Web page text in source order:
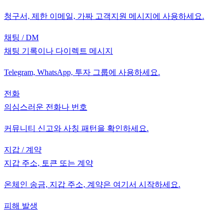
청구서, 제한 이메일, 가짜 고객지원 메시지에 사용하세요.
채팅 / DM
채팅 기록이나 다이렉트 메시지
Telegram, WhatsApp, 투자 그룹에 사용하세요.
전화
의심스러운 전화나 번호
커뮤니티 신고와 사칭 패턴을 확인하세요.
지갑 / 계약
지갑 주소, 토큰 또는 계약
온체인 송금, 지갑 주소, 계약은 여기서 시작하세요.
피해 발생